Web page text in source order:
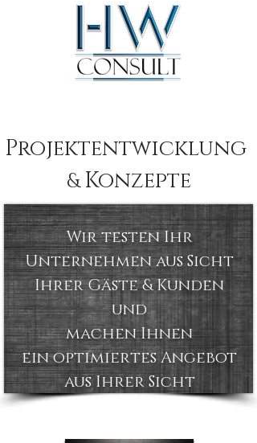
Projektentwicklung
&Konzepte
Wir testen Ihr
Unternehmen aus Sicht
Ihrer Gäste & Kunden
und
machen Ihnen
einoptimiertes Angebot
aus Ihrer Sicht